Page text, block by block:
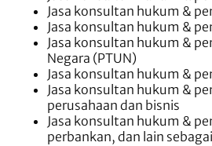
Jasa konsultan hukum &
Jasa konsultan hukum &
Jasa konsultan hukum &
Negara (PTUN)
Jasa konsultan hukum &
Jasa konsultan hukum &
perusahaan dan bisnis
Jasa konsultan hukum &
perbankan, dan lain